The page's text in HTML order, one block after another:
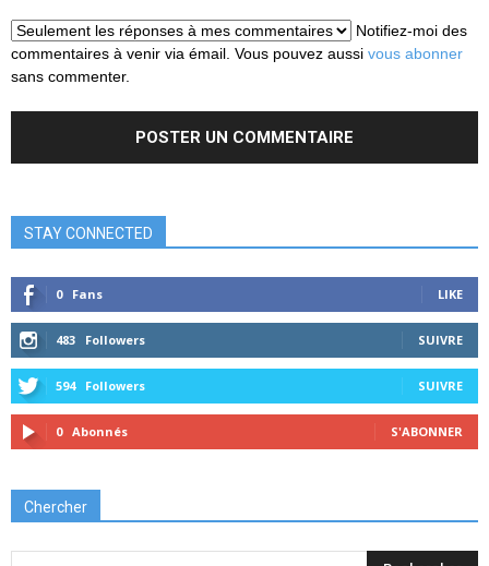
Notifiez-moi des
commentaires à venir via émail. Vous pouvez aussi vous abonner
sans commenter.
STAY CONNECTED
0 Fans LIKE
483 Followers SUIVRE
594 Followers SUIVRE
0 Abonnés S'ABONNER
Chercher